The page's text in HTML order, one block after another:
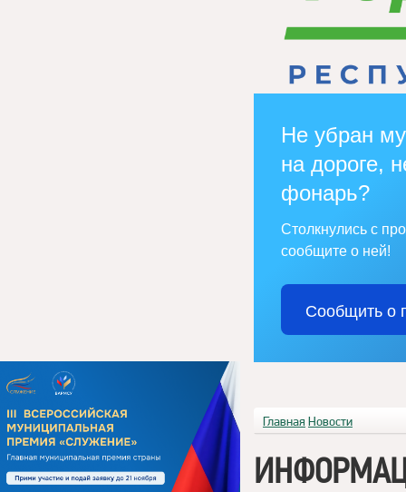
Не убран
на дороге,
фонарь?
Столкнулись с
сообщите о ней!
Сообщить о
Главная Новости